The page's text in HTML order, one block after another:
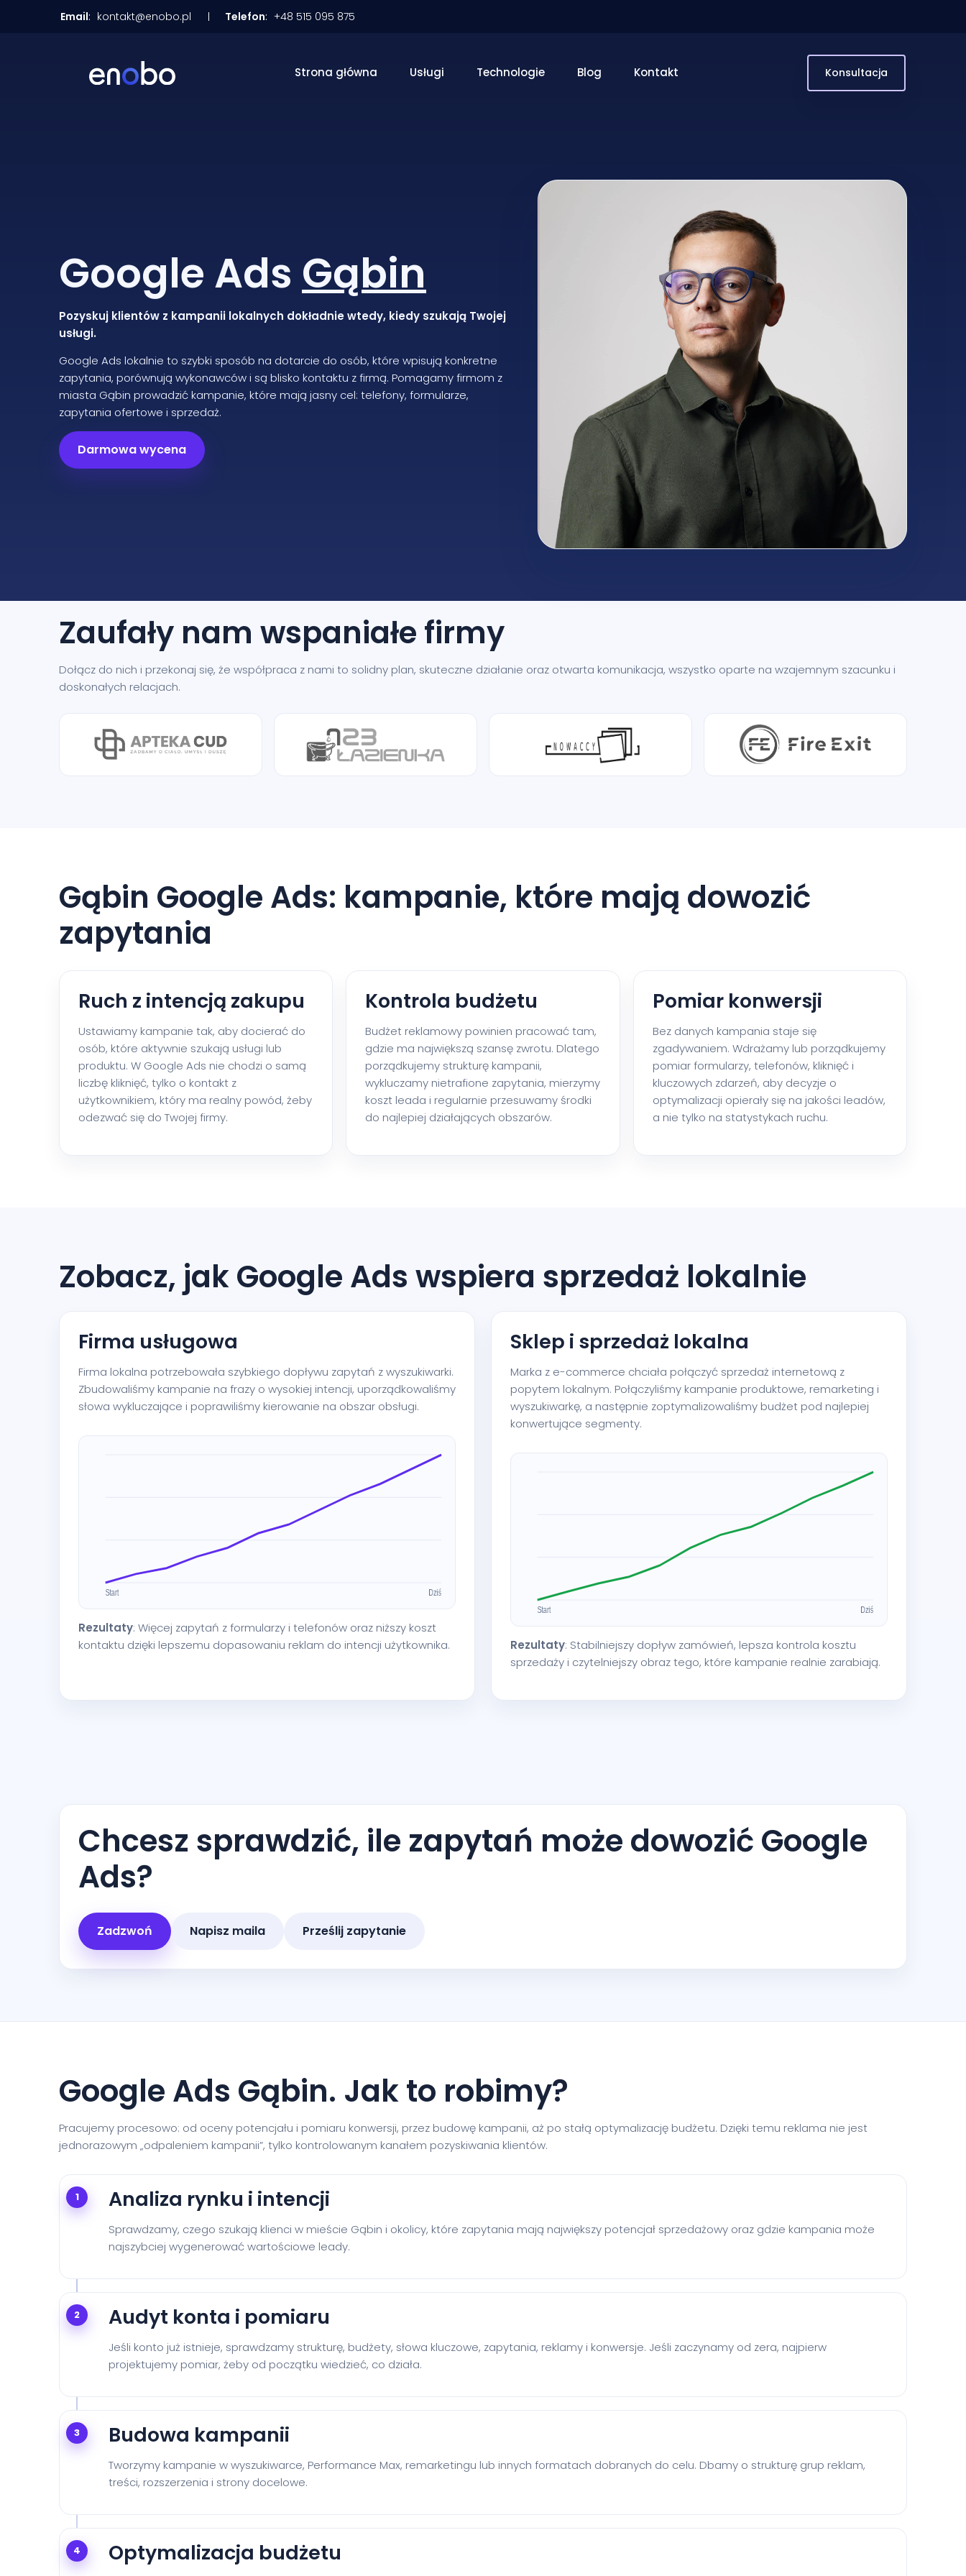
Email: kontakt@enobo.pl Telefon: +48 515 095 875
Strona główna Usługi Technologie Blog Kontakt Konsultacja
Google Ads Gąbin
Pozyskuj klientów z kampanii lokalnych dokładnie wtedy, kiedy szukają Twojej
usługi.
Google Ads lokalnie to szybki sposób na dotarcie do osób, które wpisują konkretne
zapytania, porównują wykonawców i są blisko kontaktu z firmą. Pomagamy firmom z
miasta Gąbin prowadzić kampanie, które mają jasny cel: telefony, formularze,
zapytania ofertowe i sprzedaż.
Darmowa wycena
Zaufały nam wspaniałe firmy
Dołącz do nich i przekonaj się, że współpraca z nami to solidny plan, skuteczne działanie oraz otwarta komunikacja, wszystko oparte na wzajemnym szacunku i
doskonałych relacjach.
Gąbin Google Ads: kampanie, które mają dowozić
zapytania
Ruch z intencją zakupu
Ustawiamy kampanie tak, aby docierać do
osób, które aktywnie szukają usługi lub
produktu. W Google Ads nie chodzi o samą
liczbę kliknięć, tylko o kontakt z
użytkownikiem, który ma realny powód, żeby
odezwać się do Twojej firmy.
Kontrola budżetu
Budżet reklamowy powinien pracować tam,
gdzie ma największą szansę zwrotu. Dlatego
porządkujemy strukturę kampanii,
wykluczamy nietrafione zapytania, mierzymy
koszt leada i regularnie przesuwamy środki
do najlepiej działających obszarów.
Pomiar konwersji
Bez danych kampania staje się
zgadywaniem. Wdrażamy lub porządkujemy
pomiar formularzy, telefonów, kliknięć i
kluczowych zdarzeń, aby decyzje o
optymalizacji opierały się na jakości leadów,
a nie tylko na statystykach ruchu.
Zobacz, jak Google Ads wspiera sprzedaż lokalnie
Firma usługowa
Firma lokalna potrzebowała szybkiego dopływu zapytań z wyszukiwarki.
Zbudowaliśmy kampanie na frazy o wysokiej intencji, uporządkowaliśmy
słowa wykluczające i poprawiliśmy kierowanie na obszar obsługi.
Rezultaty: Więcej zapytań z formularzy i telefonów oraz niższy koszt
kontaktu dzięki lepszemu dopasowaniu reklam do intencji użytkownika.
Sklep i sprzedaż lokalna
Marka z e-commerce chciała połączyć sprzedaż internetową z
popytem lokalnym. Połączyliśmy kampanie produktowe, remarketing i
wyszukiwarkę, a następnie zoptymalizowaliśmy budżet pod najlepiej
konwertujące segmenty.
Rezultaty: Stabilniejszy dopływ zamówień, lepsza kontrola kosztu
sprzedaży i czytelniejszy obraz tego, które kampanie realnie zarabiają.
Chcesz sprawdzić, ile zapytań może dowozić Google
Ads?
Zadzwoń Napisz maila Prześlij zapytanie
Google Ads Gąbin. Jak to robimy?
Pracujemy procesowo: od oceny potencjału i pomiaru konwersji, przez budowę kampanii, aż po stałą optymalizację budżetu. Dzięki temu reklama nie jest
jednorazowym „odpaleniem kampanii”, tylko kontrolowanym kanałem pozyskiwania klientów.
1 Analiza rynku i intencji
Sprawdzamy, czego szukają klienci w mieście Gąbin i okolicy, które zapytania mają największy potencjał sprzedażowy oraz gdzie kampania może
najszybciej wygenerować wartościowe leady.
2 Audyt konta i pomiaru
Jeśli konto już istnieje, sprawdzamy strukturę, budżety, słowa kluczowe, zapytania, reklamy i konwersje. Jeśli zaczynamy od zera, najpierw
projektujemy pomiar, żeby od początku wiedzieć, co działa.
3 Budowa kampanii
Tworzymy kampanie w wyszukiwarce, Performance Max, remarketingu lub innych formatach dobranych do celu. Dbamy o strukturę grup reklam,
treści, rozszerzenia i strony docelowe.
4 Optymalizacja budżetu